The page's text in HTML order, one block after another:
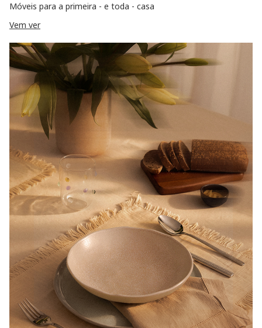
Móveis para a primeira - e toda - casa
Vem ver